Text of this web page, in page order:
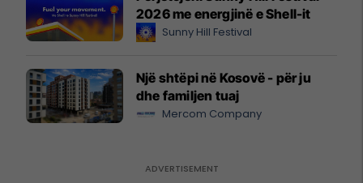
2026 me energjinë e Shell-it
Sunny Hill Festival
Një shtëpi në Kosovë - për ju
dhe familjen tuaj
Mercom Company